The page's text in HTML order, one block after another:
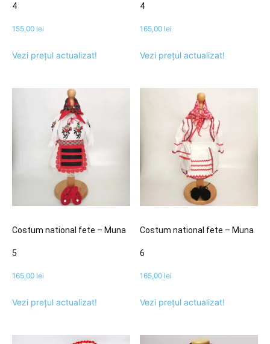
4
155,00 lei
Vezi prețul actualizat!
4
165,00 lei
Vezi prețul actualizat!
Costum national fete – Muna
5
165,00 lei
Vezi prețul actualizat!
Costum national fete – Muna
6
165,00 lei
Vezi prețul actualizat!